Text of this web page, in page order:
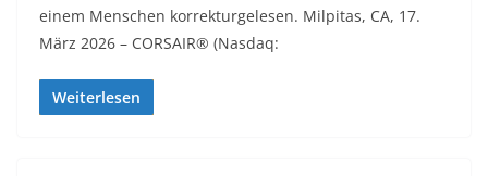
einem Menschen korrekturgelesen. Milpitas, CA, 17.
März 2026 – CORSAIR® (Nasdaq:
Weiterlesen